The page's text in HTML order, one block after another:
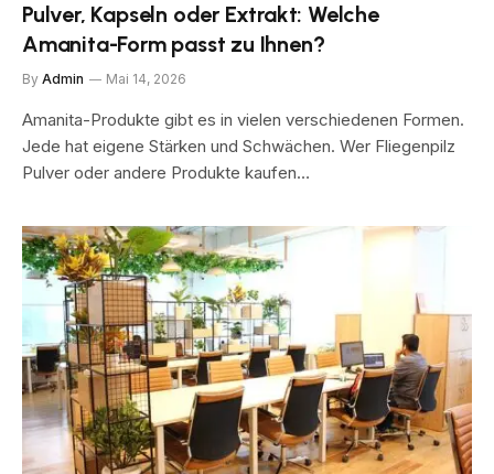
Pulver, Kapseln oder Extrakt: Welche
Amanita-Form passt zu Ihnen?
By Admin Mai 14, 2026
Amanita-Produkte gibt es in vielen verschiedenen Formen.
Jede hat eigene Stärken und Schwächen. Wer Fliegenpilz
Pulver oder andere Produkte kaufen…